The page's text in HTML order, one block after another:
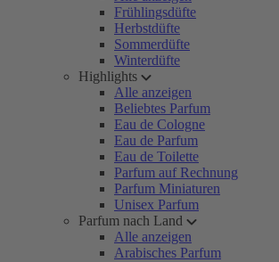
Frühlingsdüfte
Herbstdüfte
Sommerdüfte
Winterdüfte
Highlights
Alle anzeigen
Beliebtes Parfum
Eau de Cologne
Eau de Parfum
Eau de Toilette
Parfum auf Rechnung
Parfum Miniaturen
Unisex Parfum
Parfum nach Land
Alle anzeigen
Arabisches Parfum